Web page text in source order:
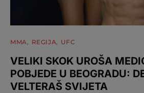
MMA REGIJA UFC
VELIKI SKOK UROŠA
POBJEDE U BEOGRADU:
VELTERAŠ SVIJETA